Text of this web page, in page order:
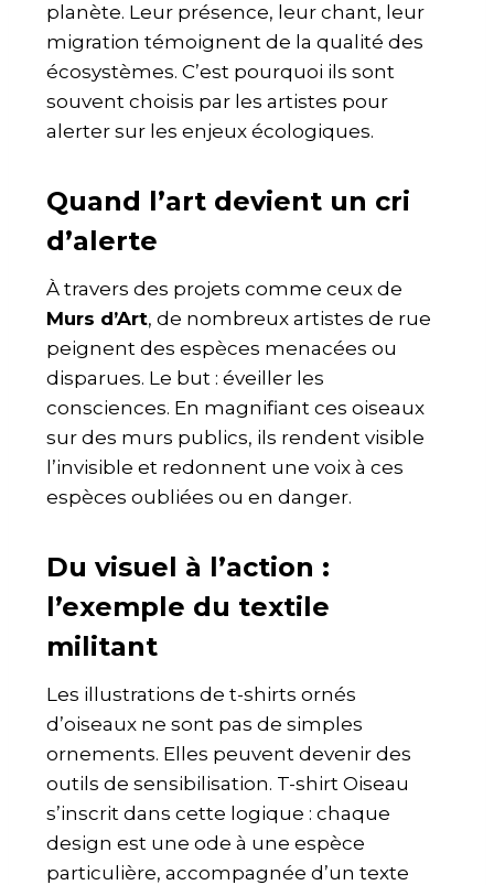
planète. Leur présence, leur chant, leur
migration témoignent de la qualité des
écosystèmes. C’est pourquoi ils sont
souvent choisis par les artistes pour
alerter sur les enjeux écologiques.
Quand l’art devient un cri
d’alerte
À travers des projets comme ceux de
Murs d’Art, de nombreux artistes de rue
peignent des espèces menacées ou
disparues. Le but : éveiller les
consciences. En magnifiant ces oiseaux
sur des murs publics, ils rendent visible
l’invisible et redonnent une voix à ces
espèces oubliées ou en danger.
Du visuel à l’action :
l’exemple du textile
militant
Les illustrations de t-shirts ornés
d’oiseaux ne sont pas de simples
ornements. Elles peuvent devenir des
outils de sensibilisation. T-shirt Oiseau
s’inscrit dans cette logique : chaque
design est une ode à une espèce
particulière, accompagnée d’un texte